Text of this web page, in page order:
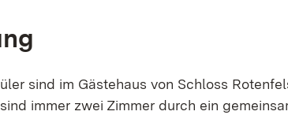
sind im Gästehaus von Schloss
immer zwei Zimmer durch ein